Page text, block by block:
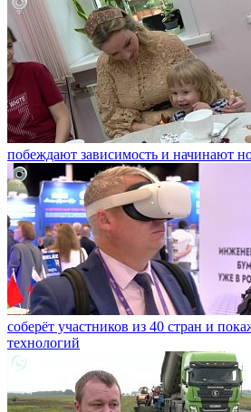
побеждают зависимость и начинают
соберёт участников из 40 стран и
технологий